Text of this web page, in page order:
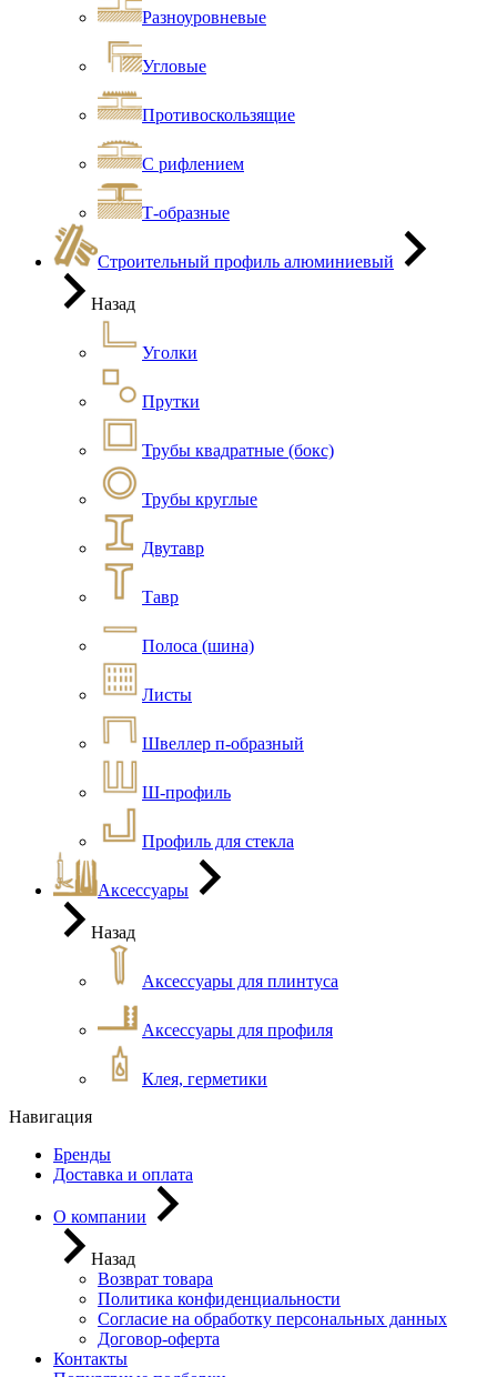
Разноуровневые
Угловые
Противоскользящие
С рифлением
Т-образные
Строительный профиль алюминиевый
Назад
Уголки
Прутки
Трубы квадратные (бокс)
Трубы круглые
Двутавр
Тавр
Полоса (шина)
Листы
Швеллер п-образный
Ш-профиль
Профиль для стекла
Аксессуары
Назад
Аксессуары для плинтуса
Аксессуары для профиля
Клея, герметики
Навигация
Бренды
Доставка и оплата
О компании
Назад
Возврат товара
Политика конфиденциальности
Согласие на обработку персональных данных
Договор-оферта
Контакты